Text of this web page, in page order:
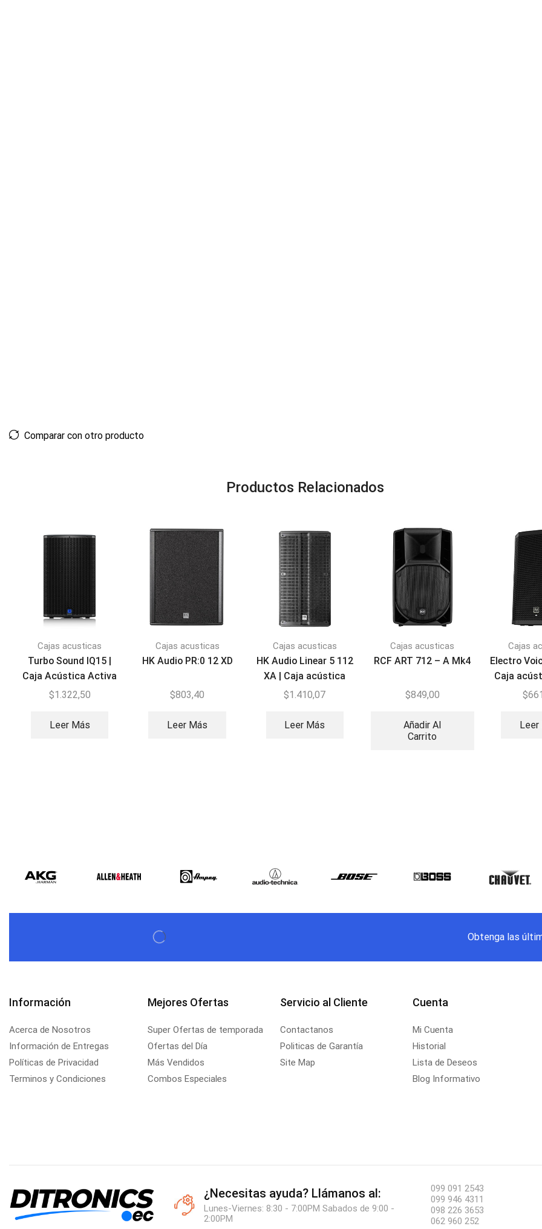
Comparar con otro producto
Productos Relacionados
Cajas acusticas
Turbo Sound IQ15 |
Caja Acústica Activa
2500W
$1.322,50
Leer Más
Cajas acusticas
HK Audio PR:0 12 XD
$803,40
Leer Más
Cajas acusticas
HK Audio Linear 5 112
XA | Caja acústica
activa
$1.410,07
Leer Más
Cajas acusticas
RCF ART 712 – A Mk4
$849,00
Añadir Al
Carrito
Cajas
Electro
Caja
$
Leer
Obtenga las
Información
Acerca de Nosotros
Información de Entregas
Políticas de Privacidad
Terminos y Condiciones
Mejores Ofertas
Super Ofertas de temporada
Ofertas del Día
Más Vendidos
Combos Especiales
Servicio al Cliente
Contactanos
Politicas de Garantía
Site Map
Cuenta
Mi Cuenta
Historial
Lista de Deseos
Blog Informativo
¿Necesitas ayuda? Llámanos al:
Lunes-Viernes: 8:30 - 7:00PM Sabados de 9:00 -
2:00PM
099 091 2543
099 946 4311
098 226 3653
062 960 252